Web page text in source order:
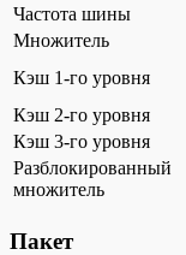
Частота шины
Множитель
Кэш 1-го уровня
Кэш 2-го уровня
Кэш 3-го уровня
Разблокированный
множитель
Пакет